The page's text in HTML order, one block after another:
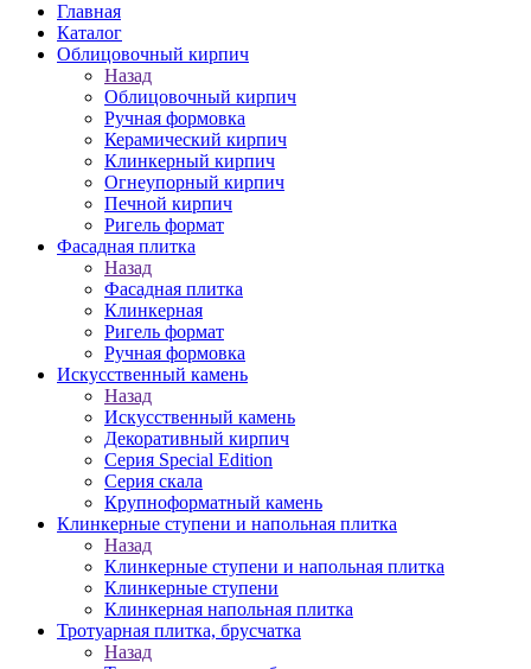
Главная
Каталог
Облицовочный кирпич
Назад
Облицовочный кирпич
Ручная формовка
Керамический кирпич
Клинкерный кирпич
Огнеупорный кирпич
Печной кирпич
Ригель формат
Фасадная плитка
Назад
Фасадная плитка
Клинкерная
Ригель формат
Ручная формовка
Искусственный камень
Назад
Искусственный камень
Декоративный кирпич
Серия Special Edition
Серия скала
Крупноформатный камень
Клинкерные ступени и напольная плитка
Назад
Клинкерные ступени и напольная плитка
Клинкерные ступени
Клинкерная напольная плитка
Тротуарная плитка, брусчатка
Назад